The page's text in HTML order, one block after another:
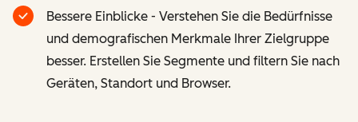
Bessere Einblicke - Verstehen Sie die Bedürfnisse
und demografischen Merkmale Ihrer Zielgruppe
besser. Erstellen Sie Segmente und filtern Sie nach
Geräten, Standort und Browser.